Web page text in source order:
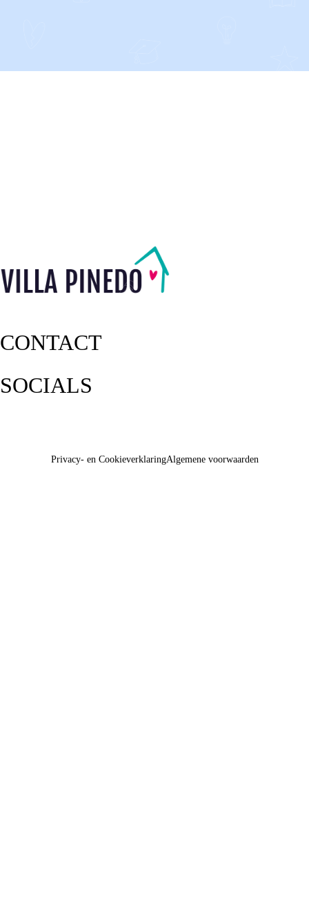
CONTACT
SOCIALS
Privacy- en CookieverklaringAlgemene voorwaarden